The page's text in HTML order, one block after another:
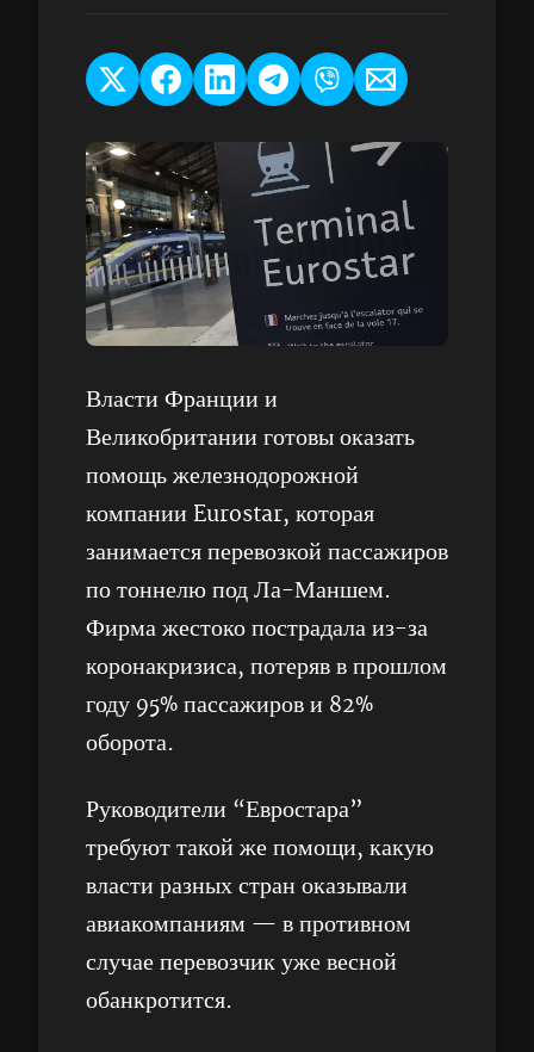
Власти Франции и
Великобритании готовы оказать
помощь железнодорожной
компании Eurostar, которая
занимается перевозкой пассажиров
по тоннелю под Ла-Маншем.
Фирма жестоко пострадала из-за
коронакризиса, потеряв в прошлом
году 95% пассажиров и 82%
оборота.
Руководители “Евростара”
требуют такой же помощи, какую
власти разных стран оказывали
авиакомпаниям — в противном
случае перевозчик уже весной
обанкротится.